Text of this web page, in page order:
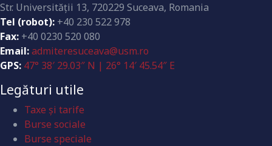
Str. Universităţii 13, 720229 Suceava, Romania
Tel (robot): +40 230 522 978
Fax: +40 0230 520 080
Email:admiteresuceava@usm.ro
GPS: 47° 38′ 29.03″ N | 26° 14′ 45.54″ E
Legături utile
Taxe și tarife
Burse sociale
Burse speciale